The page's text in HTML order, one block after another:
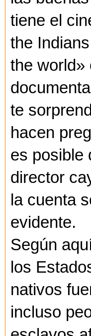
tiene el
the
the world»
te
hacen
es posible
director
la cuenta
evidente.
Según
los
nativos
incluso